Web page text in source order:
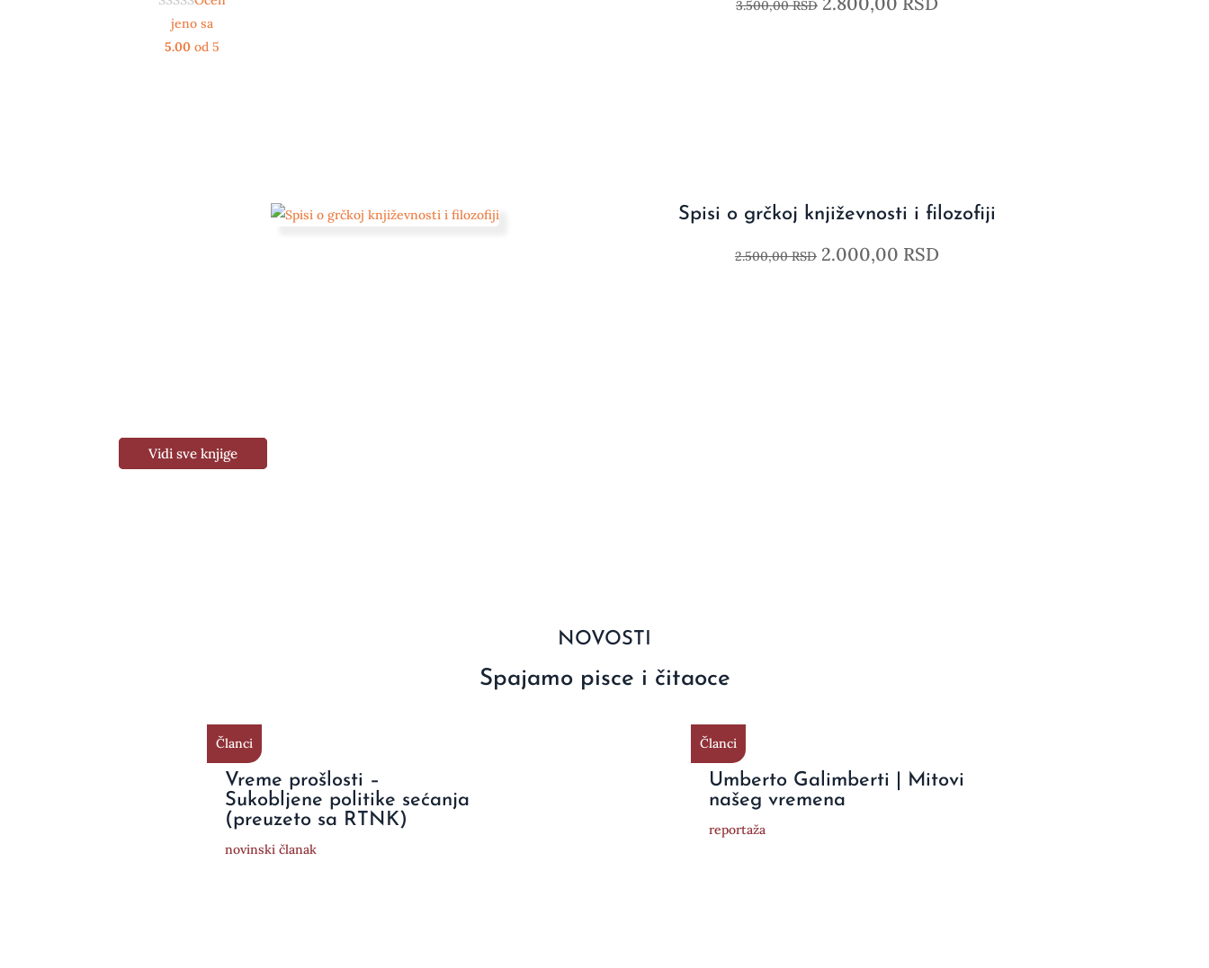
jeno sa
5.00 od 5
3.500,00RSD
Spisi o grčkoj književnosti i filozofiji
2.500,00RSD 2.000,00 RSD
Vidi sve knjige
NOVOSTI
Spajamo pisce i čitaoce
Članci
Vreme prošlosti –
Sukobljene politike sećanja
(preuzeto sa RTNK)
novinski članak
Članci
Umberto Galimberti | Mitovi
našeg vremena
reportaža